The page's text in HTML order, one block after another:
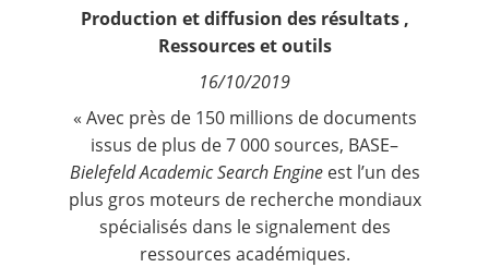
ContactProduction et diffusion des résultats,
Ressources et outils
16/10/2019
« Avec près de 150 millions de documents
issus de plus de 7 000 sources, BASE–
Bielefeld Academic Search Engineest l’un des
plus gros moteurs de recherche mondiaux
spécialisés dans le signalement des
ressources académiques.